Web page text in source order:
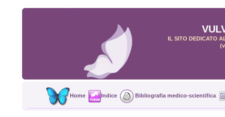
IL SITO DEDICATO
Home Indice Bibliografia medico-scientifica